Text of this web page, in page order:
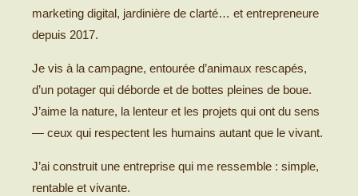
marketing digital, jardinière de clarté… et entrepreneure
depuis 2017.
Je vis à la campagne, entourée d’animaux rescapés,
d’un potager qui déborde et de bottes pleines de boue.
J’aime la nature, la lenteur et les projets qui ont du sens
— ceux qui respectent les humains autant que le vivant.
J’ai construit une entreprise qui me ressemble : simple,
rentable et vivante.